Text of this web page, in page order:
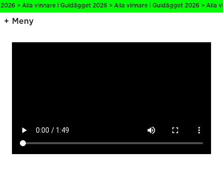
vinnare i Guldägget 2026 > Alla vinnare i Guldägget 2026 > Alla
Meny